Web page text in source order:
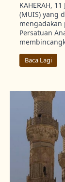
KAHERAH,
(MUIS) yang
Persatuan
Baca Lagi